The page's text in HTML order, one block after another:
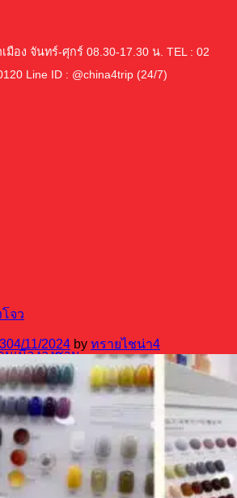
มือง จันทร์-ศุกร์ 08.30-17.30 น. TEL : 02
Line ID : @china4trip (24/7)
โจว
นเมืองจงซาน
น
า
ฟร์
แพคเกจกวางโจวเทรดแฟร์ ดีล
100%
กจกวางโจวเทรดแฟร์ แบบส่วนตัว
โจว
04/11/2024 by ทรายไชน่า4